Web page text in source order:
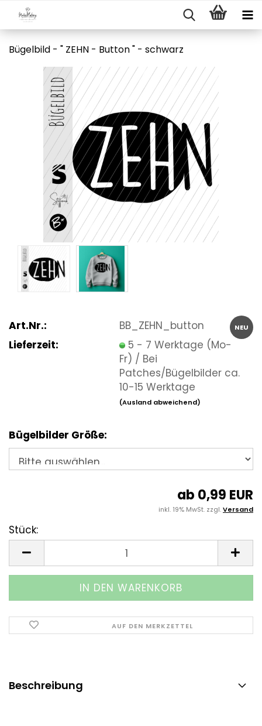
Bügelbild - " ZEHN - Button " - schwarz
NEU
Art.Nr.:
BB_ZEHN_button
Lieferzeit:
5 - 7 Werktage (Mo-
Fr) / Bei
Patches/Bügelbilder ca.
10-15 Werktage
(Ausland abweichend)
Bügelbilder Größe:
ab 0,99 EUR
inkl. 19% MwSt. zzgl.Versand
Stück:
AUF DEN MERKZETTEL
Beschreibung